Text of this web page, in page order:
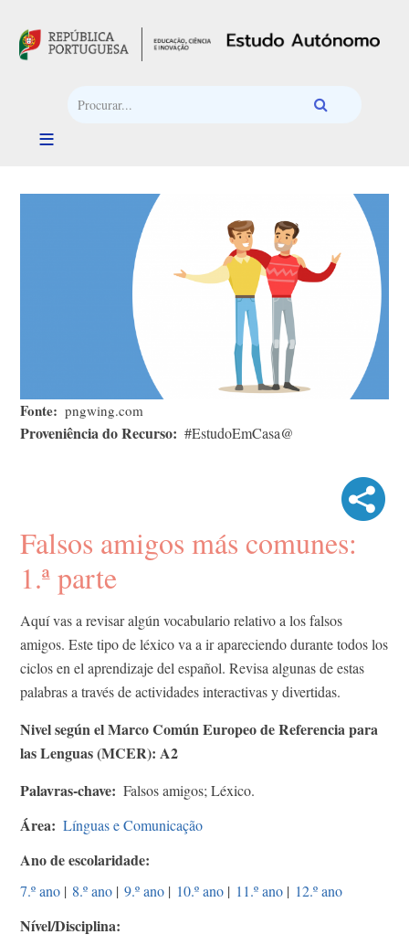
Fonte pngwing.com
Proveniência do Recurso #EstudoEmCasa@
Falsos amigos más comunes:
1.ª parte
Aquí vas a revisar algún vocabulario relativo a los falsos
amigos. Este tipo de léxico va a ir apareciendo durante todos los
ciclos en el aprendizaje del español. Revisa algunas de estas
palabras a través de actividades interactivas y divertidas.
Nivel según el Marco Común Europeo de Referencia para
las Lenguas (MCER): A2
Palavras-chave
Falsos amigos; Léxico.
Área Línguas e Comunicação
Ano de escolaridade
7.º ano | 8.º ano | 9.º ano | 10.º ano | 11.º ano | 12.º ano
Nível/Disciplina